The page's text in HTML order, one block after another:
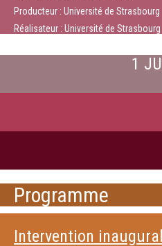
Producteur : Université de Strasbourg
Réalisateur : Université de Strasbourg
1
Programme
Intervention